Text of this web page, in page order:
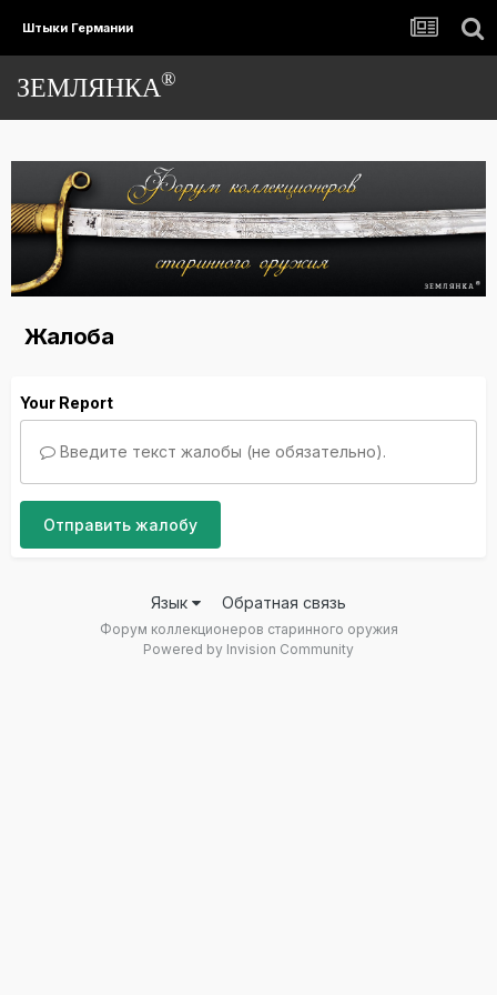
Штыки Германии
ЗЕМЛЯНКА®
Жалоба
Your Report
Введите текст жалобы (не обязательно).
Отправить жалобу
Язык Обратная связь
Форум коллекционеров старинного оружия
Powered by Invision Community